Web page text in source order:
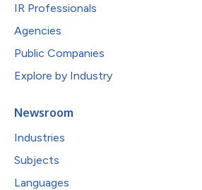
IR Professionals
Agencies
Public Companies
Explore by Industry
Newsroom
Industries
Subjects
Languages